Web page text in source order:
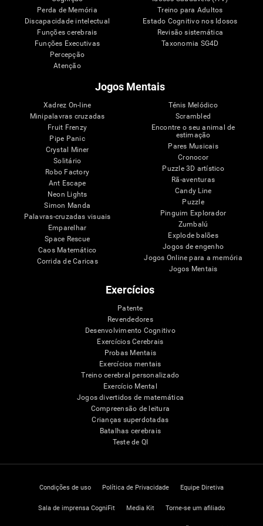
Perda de Memória
Discapacidade intelectual
Funções cerebrais
Funções Executivas
Percepção
Atenção
Treino para Adultos
Estado Cognitivo nos Idosos
Revisão sistemática
Taxonomia SG4D
Jogos Mentais
Xadrez On-line
Minipalavras cruzadas
Fruit Frenzy
Pipe Panic
Crystal Miner
Solitário
Robo Factory
Ant Escape
Neon Lights
Simon Manda
Palavras-cruzadas visuais
Emparelhar
Space Rescue
Caos Matemático
Corrida de Caricas
Ténis Melódico
Scrambled
Encontre o seu animal de
estimação
Pares Musicais
Cronocor
Puzzle 3D artístico
Rã-aventuras
Candy Line
Puzzle
Pinguim Explorador
Zumbalú
Explode balões
Jogos de engenho
Jogos Online para a memória
Jogos Mentais
Exercícios
Patente
Revendedores
Desenvolvimento Cognitivo
Exercícios Cerebrais
Probas Mentais
Exercícios mentais
Treino cerebral personalizado
Exercício Mental
Jogos divertidos de matemática
Compreensão de leitura
Crianças superdotadas
Batalhas cerebrais
Teste de QI
Condições de uso Política de Privacidade Equipe Diretiva
Sala de imprensa CogniFit Media Kit Torne-se um afiliado